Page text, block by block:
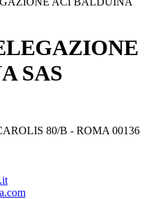
SAS
80/B - ROMA 00136